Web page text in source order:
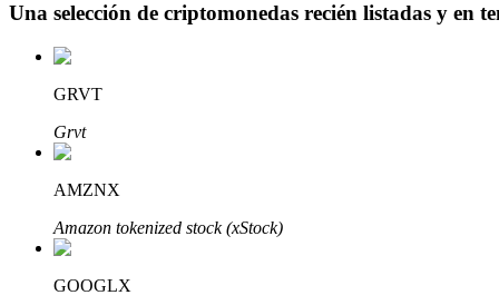
Bloqueos BTR
Una selección de criptomonedas recién listadas y en
GRVT
Grvt
AMZNX
Amazon tokenized stock (xStock)
GOOGLX